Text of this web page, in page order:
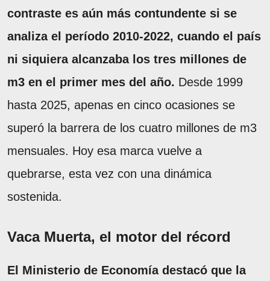
contraste es aún más contundente si se
analiza el período 2010-2022, cuando el país
ni siquiera alcanzaba los tres millones de
m3 en el primer mes del año. Desde 1999
hasta 2025, apenas en cinco ocasiones se
superó la barrera de los cuatro millones de m3
mensuales. Hoy esa marca vuelve a
quebrarse, esta vez con una dinámica
sostenida.
Vaca Muerta, el motor del récord
El Ministerio de Economía destacó que la